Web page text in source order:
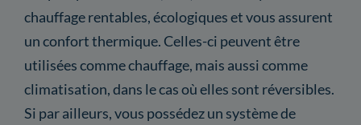
chauffage rentables, écologiques et vous assurent
un confort thermique. Celles-ci peuvent être
utilisées comme chauffage, mais aussi comme
climatisation, dans le cas où elles sont réversibles.
Si par ailleurs, vous possédez un système de